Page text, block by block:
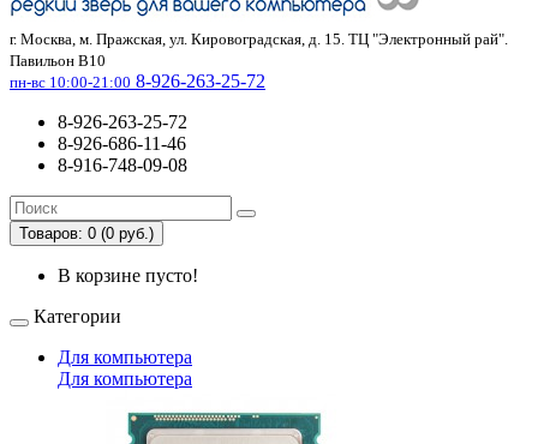
г. Москва, м. Пражская, ул. Кировоградская, д. 15. ТЦ "Электронный рай".
Павильон В10
пн-вс 10:00-21:00 8-926-263-25-72
8-926-263-25-72
8-926-686-11-46
8-916-748-09-08
Товаров: 0 (0 руб.)
В корзине пусто!
Категории
Для компьютера
Для компьютера